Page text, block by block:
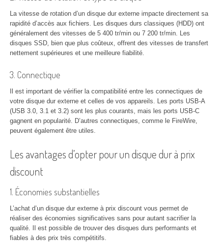
La vitesse de rotation d’un disque dur externe impacte directement sa
rapidité d’accès aux fichiers. Les disques durs classiques (HDD) ont
généralement des vitesses de 5 400 tr/min ou 7 200 tr/min. Les
disques SSD, bien que plus coûteux, offrent des vitesses de transfert
nettement supérieures et une meilleure fiabilité.
3. Connectique
Il est important de vérifier la compatibilité entre les connectiques de
votre disque dur externe et celles de vos appareils. Les ports USB-A
(USB 3.0, 3.1 et 3.2) sont les plus courants, mais les ports USB-C
gagnent en popularité. D’autres connectiques, comme le FireWire,
peuvent également être utiles.
Les avantages d’opter pour un disque dur à prix
discount
1. Économies substantielles
L’achat d’un disque dur externe à prix discount vous permet de
réaliser des économies significatives sans pour autant sacrifier la
qualité. Il est possible de trouver des disques durs performants et
fiables à des prix très compétitifs.